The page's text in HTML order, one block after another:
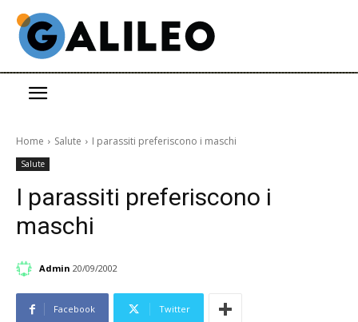
Home Salute I parassiti preferiscono i maschi
Salute
I parassiti preferiscono i
maschi
Admin 20/09/2002
Facebook Twitter